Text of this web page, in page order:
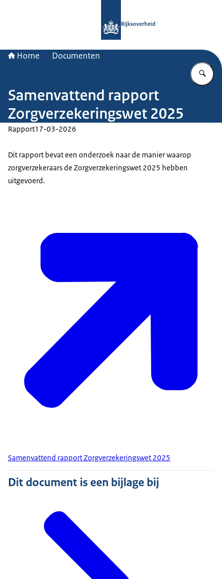
Rijksoverheid
Home Documenten
Samenvattend rapport
Zorgverzekeringswet 2025
Rapport17-03-2026
Dit rapport bevat een onderzoek naar de manier waarop
zorgverzekeraars de Zorgverzekeringswet 2025 hebben
uitgevoerd.
Samenvattend rapport Zorgverzekeringswet 2025
Dit document is een bijlage bij